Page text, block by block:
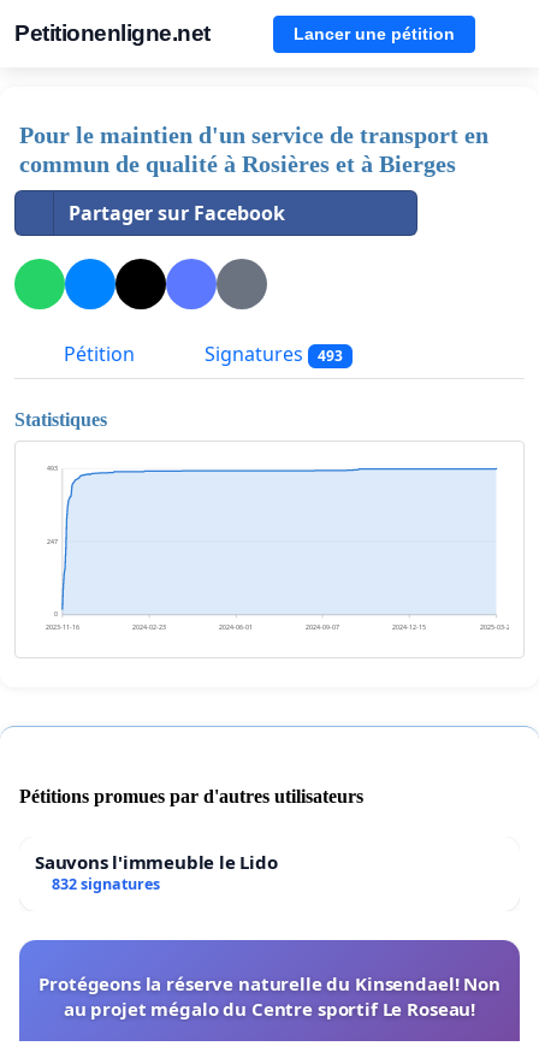
Petitionenligne.net Lancer une pétition
Pour le maintien d'un service de transport en
commun de qualité à Rosières et à Bierges
Partager sur Facebook
Pétition Signatures 493
Statistiques
0
247
493
2023-11-16 2024-02-23 2024-06-01 2024-09-07 2024-12-15 2025-03-24
Pétitions promues par d'autres utilisateurs
Sauvons l'immeuble le Lido
832 signatures
Protégeons la réserve naturelle du Kinsendael! Non
au projet mégalo du Centre sportif Le Roseau!